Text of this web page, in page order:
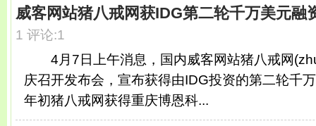
威客网站猪八戒网获IDG第二轮千万美元融
1 评论:1
4月7日上午消息，国内威客网站猪八戒网
庆召开发布会，宣布获得由IDG投资的第二轮千
年初猪八戒网获得重庆博恩科...